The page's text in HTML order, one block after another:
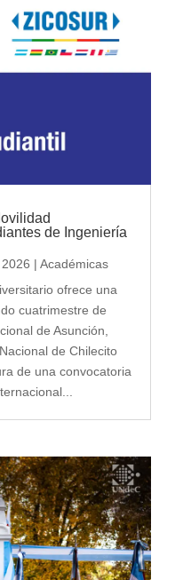
de Ingeniería
| Académicas
ofrece una
cuatrimestre de
de Asunción,
de Chilecito
de una convocatoria